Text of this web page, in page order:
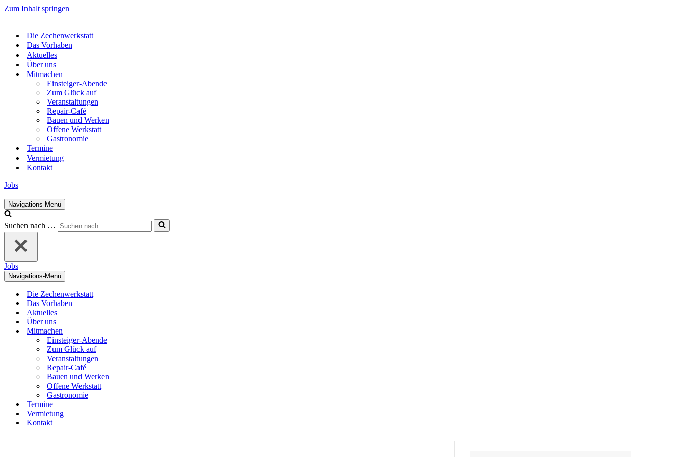
Zum Inhalt springen
Die Zechenwerkstatt
Das Vorhaben
Aktuelles
Über uns
Mitmachen
Einsteiger-Abende
Zum Glück auf
Veranstaltungen
Repair-Café
Bauen und Werken
Offene Werkstatt
Gastronomie
Termine
Vermietung
Kontakt
Jobs
Navigations-Menü
Suchen nach …
Jobs
Navigations-Menü
Die Zechenwerkstatt
Das Vorhaben
Aktuelles
Über uns
Mitmachen
Einsteiger-Abende
Zum Glück auf
Veranstaltungen
Repair-Café
Bauen und Werken
Offene Werkstatt
Gastronomie
Termine
Vermietung
Kontakt